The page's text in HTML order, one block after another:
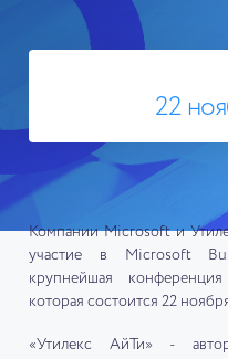
22
Компании Microsoft и
участие в Microsoft
крупнейшая
которая состоится 22
«Утилекс АйТи» -